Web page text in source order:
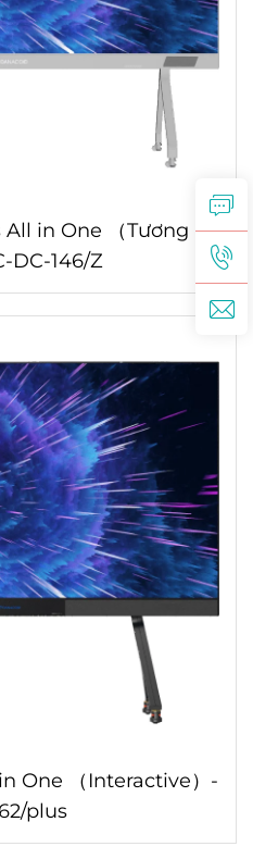
in One （Tương
DC-146/Z
One （Interactive）-
plus